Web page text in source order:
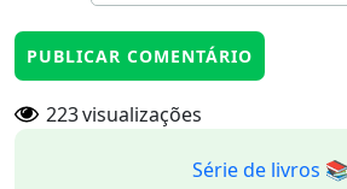
223visualizações
Série de livros 📚